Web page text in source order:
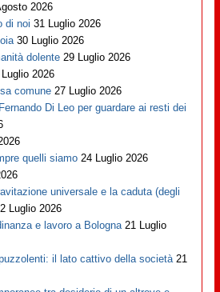
2026
di noi 31 Luglio 2026
30 Luglio 2026
dolente 29 Luglio 2026
2026
comune 27 Luglio 2026
Di Leo per guardare ai resti dei
quelli siamo 24 Luglio 2026
universale e la caduta (degli
Luglio 2026
e lavoro a Bologna 21 Luglio
il lato cattivo della società 21